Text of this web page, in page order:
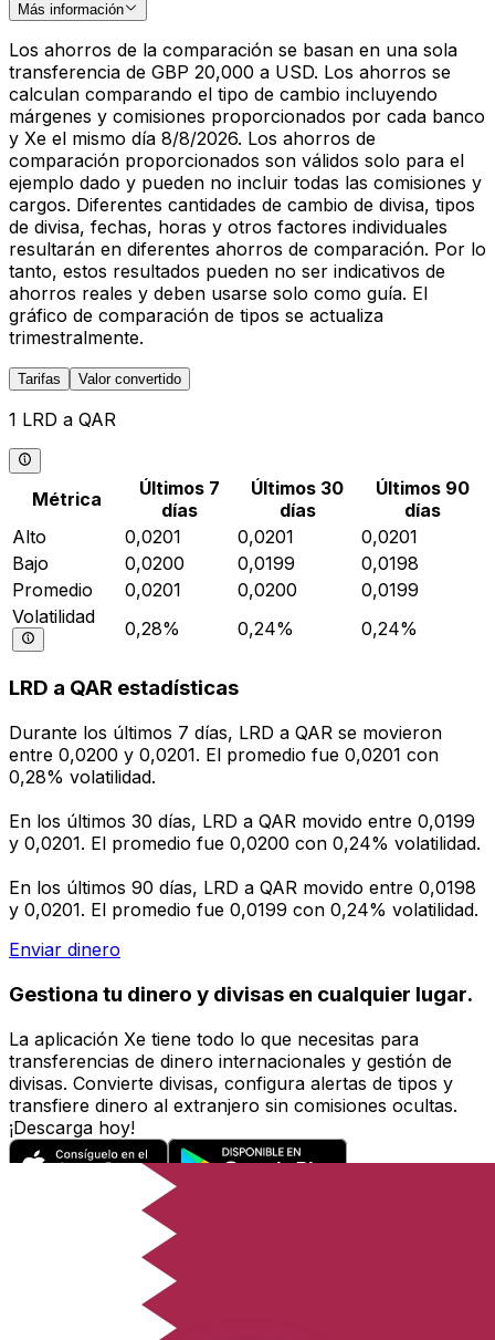
Más información
Los ahorros de la comparación se basan en una sola
transferencia de GBP 20,000 a USD. Los ahorros se
calculan comparando el tipo de cambio incluyendo
márgenes y comisiones proporcionados por cada banco
y Xe el mismo día 8/8/2026. Los ahorros de
comparación proporcionados son válidos solo para el
ejemplo dado y pueden no incluir todas las comisiones y
cargos. Diferentes cantidades de cambio de divisa, tipos
de divisa, fechas, horas y otros factores individuales
resultarán en diferentes ahorros de comparación. Por lo
tanto, estos resultados pueden no ser indicativos de
ahorros reales y deben usarse solo como guía. El
gráfico de comparación de tipos se actualiza
trimestralmente.
Tarifas Valor convertido
1 LRD a QAR
Métrica
Últimos 7
días
Últimos 30
días
Últimos 90
días
Alto
0,0201 0,0201
0,0201
Bajo
0,0200 0,0199
0,0198
Promedio
0,0201 0,0200
0,0199
Volatilidad
0,28% 0,24% 0,24%
LRD a QAR estadísticas
Durante los últimos 7 días, LRD a QAR se movieron
entre 0,0200 y 0,0201. El promedio fue 0,0201 con
0,28% volatilidad.
En los últimos 30 días, LRD a QAR movido entre 0,0199
y 0,0201. El promedio fue 0,0200 con 0,24% volatilidad.
En los últimos 90 días, LRD a QAR movido entre 0,0198
y 0,0201. El promedio fue 0,0199 con 0,24% volatilidad.
Enviar dinero
Gestiona tu dinero y divisas en cualquier lugar.
La aplicación Xe tiene todo lo que necesitas para
transferencias de dinero internacionales y gestión de
divisas. Convierte divisas, configura alertas de tipos y
transfiere dinero al extranjero sin comisiones ocultas.
¡Descarga hoy!